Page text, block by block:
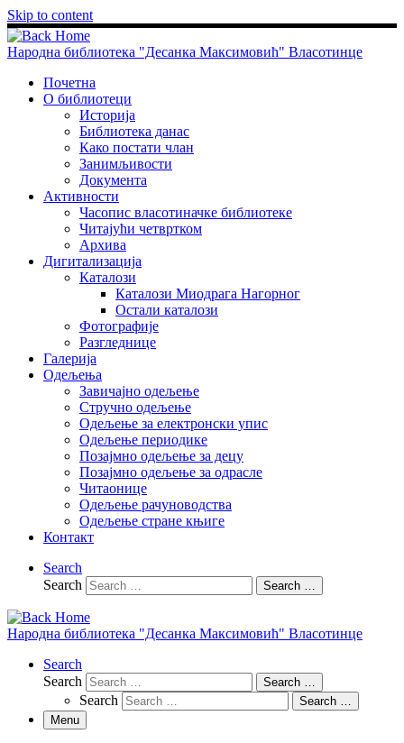
Skip to content
Народна библиотека "Десанка Максимовић" Власотинце
Почетна
О библиотеци
Историја
Библиотека данас
Како постати члан
Занимљивости
Документа
Активности
Часопис власотиначке библиотеке
Читајући четвртком
Архива
Дигитализација
Каталози
Каталози Миодрага Нагорног
Остали каталози
Фотографије
Разгледнице
Галерија
Одељења
Завичајно одељење
Стручно одељење
Одељење за електронски упис
Одељење периодике
Позајмно одељење за децу
Позајмно одељење за одрасле
Читаонице
Одељење рачуноводства
Одељење стране књиге
Контакт
Search
Search
Search …
Народна библиотека "Десанка Максимовић" Власотинце
Search
Search
Search …
Search
Search …
Menu